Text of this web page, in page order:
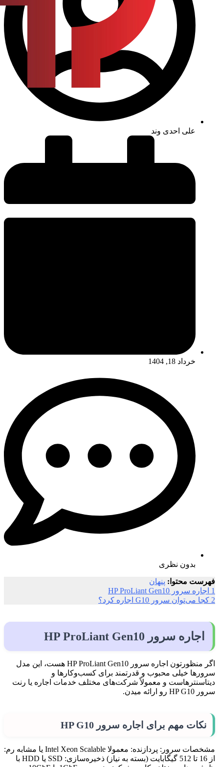
علی احدی وند
خرداد 18, 1404
بدون نظری
فهرست محتوا: پنهان
1 اجاره سرور HP ProLiant Gen10
2 کجا می‌توان سرور G10 اجاره کرد؟
اجاره سرور HP ProLiant Gen10
اگر منظورتون اجاره سرور HP ProLiant Gen10 هست، این مدل
سرورها خیلی محبوب و قدرتمند برای کسب‌وکارها و
دیتاسنترهاست و معمولاً شرکت‌های مختلف خدمات اجاره یا رنت
سرور HP G10 رو ارائه میدن.
نکات مهم برای اجاره سرور HP G10
مشخصات سرور: پردازنده: معمولا Intel Xeon Scalable یا مشابه رم:
از 16 تا 512 گیگابایت (بسته به نیاز) ذخیره‌سازی: SSD یا HDD با